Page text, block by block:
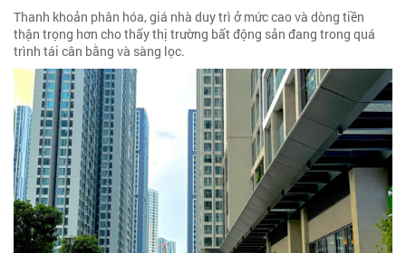
Thanh khoản phân hóa, giá nhà duy trì ở mức cao và dòng tiền
thận trọng hơn cho thấy thị trường bất động sản đang trong quá
trình tái cân bằng và sàng lọc.